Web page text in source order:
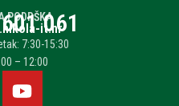
PODRŠKA061
it.hr
7:30-15:30
– 12:00